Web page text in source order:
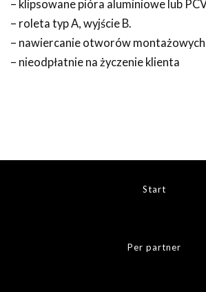
– klipsowane pióra aluminiowe lub
– roleta typ A, wyjście B.
– nawiercanie otworów
– nieodpłatnie na życzenie klienta
Start
Per partner